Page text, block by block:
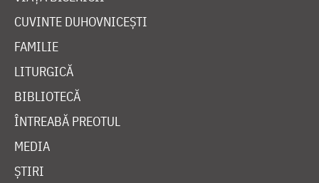
CUVINTE DUHOVNICEȘTI
FAMILIE
LITURGICĂ
BIBLIOTECĂ
ÎNTREABĂ PREOTUL
MEDIA
ȘTIRI